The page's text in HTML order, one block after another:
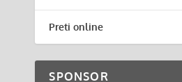
Preti online
SPONSOR